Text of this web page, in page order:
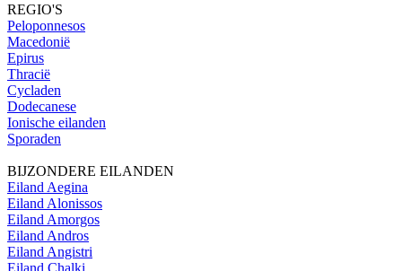
REGIO'S
Peloponnesos
Macedonië
Epirus
Thracië
Cycladen
Dodecanese
Ionische eilanden
Sporaden
BIJZONDERE EILANDEN
Eiland Aegina
Eiland Alonissos
Eiland Amorgos
Eiland Andros
Eiland Angistri
Eiland Chalki